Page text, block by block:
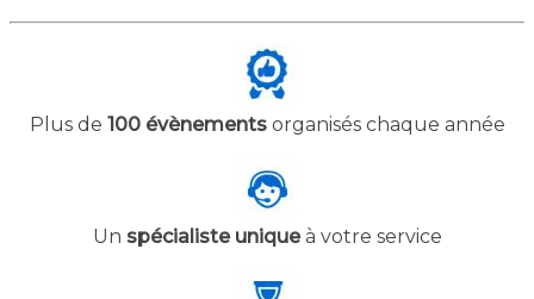
Plus de 100 évènementsorganisés chaque année
Un spécialiste uniqueà votre service